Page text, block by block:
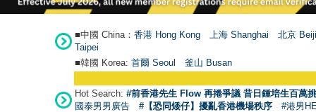
■中國 China： 香港 Hong Kong 上海 Shanghai
北京
Taipei
■韓國 Korea: 首爾 Seoul 釜山 Busan
Hot Search: #前香港先生 Flow 再捲爭議 昔日鍾培生百萬
國泰男男廣告
#【恐同矮仔】擾亂香港機場秩序 #港男